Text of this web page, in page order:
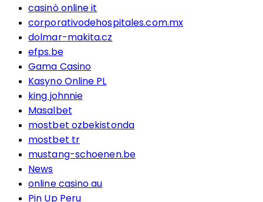
casinò online it
corporativodehospitales.com.mx
dolmar-makita.cz
efps.be
Gama Casino
Kasyno Online PL
king johnnie
Masalbet
mostbet ozbekistonda
mostbet tr
mustang-schoenen.be
News
online casino au
Pin Up Peru